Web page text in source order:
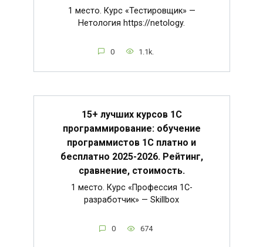
1 место. Курс «Тестировщик» —
Нетология https://netology.
0 1.1k.
15+ лучших курсов 1С
программирование: обучение
программистов 1С платно и
бесплатно 2025-2026. Рейтинг,
сравнение, стоимость.
1 место. Курс «Профессия 1C-
разработчик» — Skillbox
0 674